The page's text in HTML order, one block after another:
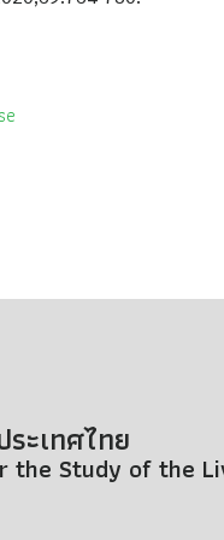
ะเทศไทย
the Study of the